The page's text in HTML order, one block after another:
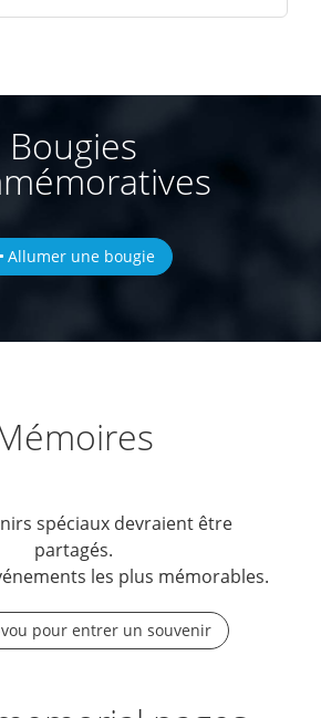
Bougies
Allumer une bougie
spéciaux devraient être
partagés.
les plus mémorables.
vou pour entrer un souvenir